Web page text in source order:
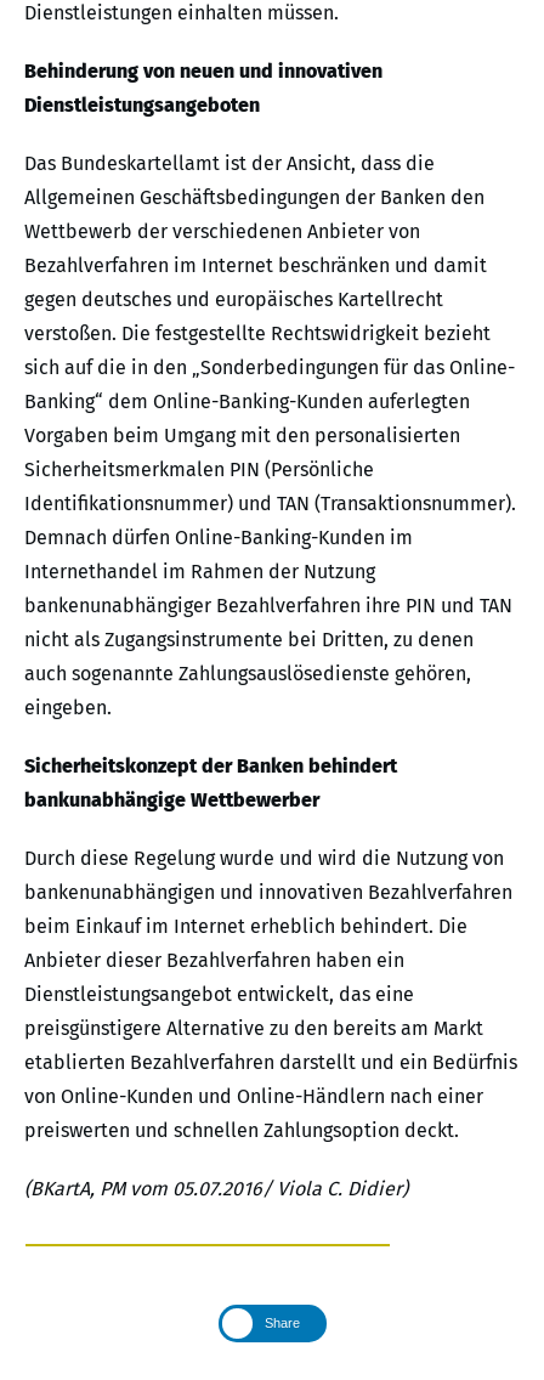
Dienstleistungen einhalten müssen.
Behinderung von neuen und innovativen
Dienstleistungsangeboten
Das Bundeskartellamt ist der Ansicht, dass die
Allgemeinen Geschäftsbedingungen der Banken den
Wettbewerb der verschiedenen Anbieter von
Bezahlverfahren im Internet beschränken und damit
gegen deutsches und europäisches Kartellrecht
verstoßen. Die festgestellte Rechtswidrigkeit bezieht
sich auf die in den „Sonderbedingungen für das Online-
Banking“ dem Online-Banking-Kunden auferlegten
Vorgaben beim Umgang mit den personalisierten
Sicherheitsmerkmalen PIN (Persönliche
Identifikationsnummer) und TAN (Transaktionsnummer).
Demnach dürfen Online-Banking-Kunden im
Internethandel im Rahmen der Nutzung
bankenunabhängiger Bezahlverfahren ihre PIN und TAN
nicht als Zugangsinstrumente bei Dritten, zu denen
auch sogenannte Zahlungsauslösedienste gehören,
eingeben.
Sicherheitskonzept der Banken behindert
bankunabhängige Wettbewerber
Durch diese Regelung wurde und wird die Nutzung von
bankenunabhängigen und innovativen Bezahlverfahren
beim Einkauf im Internet erheblich behindert. Die
Anbieter dieser Bezahlverfahren haben ein
Dienstleistungsangebot entwickelt, das eine
preisgünstigere Alternative zu den bereits am Markt
etablierten Bezahlverfahren darstellt und ein Bedürfnis
von Online-Kunden und Online-Händlern nach einer
preiswerten und schnellen Zahlungsoption deckt.
(BKartA, PM vom 05.07.2016/ Viola C. Didier)
Share